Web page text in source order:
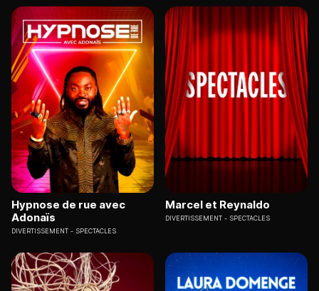
Hypnose de rue avec
Adonaïs
DIVERTISSEMENT SPECTACLES
Marcel et Reynaldo
DIVERTISSEMENT SPECTACLES